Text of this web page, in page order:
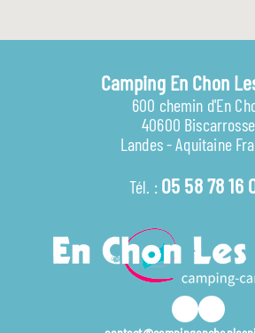
Camping En Chon
600 chemin d'En
40600 Biscarrosse
Landes - Aquitaine
Tél. : 05 58 78 16